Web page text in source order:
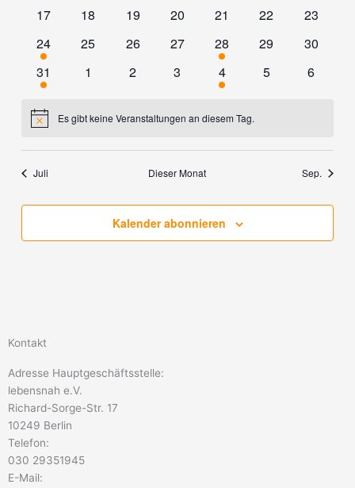
0
17
0
18
0
19
0
20
0
21
0
22
0
23
4
Veranstaltungen
24
0
25
0
26
0
Veranstaltungen
27
2
Veranstaltungen
28
0
29
0
30
4
Veranstaltungen
31
0
1
0
Veranstaltungen
2
0
Veranstaltungen
3
2
Veranstaltungen
4
0
5
0
6
HinweisEs gibt keine Veranstaltungen an diesem Tag.
Juli Dieser Monat Sep.
Kalender abonnieren
Kontakt
Adresse Hauptgeschäftsstelle:
lebensnah e.V.
Richard-Sorge-Str. 17
10249 Berlin
Telefon:
030 29351945
E-Mail: